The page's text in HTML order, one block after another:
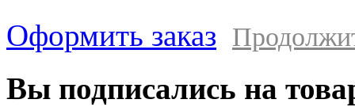
Оформить заказ
Вы подписались на